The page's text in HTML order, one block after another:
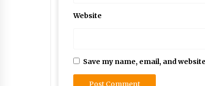
Website
Save my name, email, and